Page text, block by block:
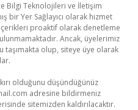
Bilgi Teknolojileri ve İletişim
bir Yer Sağlayıcı olarak hizmet
proaktif olarak denetleme
Ancak, üyelerimiz
taşımakta olup, siteye üye olarak
olduğunu düşündüğünüz
adresine bildirmeniz
sitemizden kaldırılacaktır.